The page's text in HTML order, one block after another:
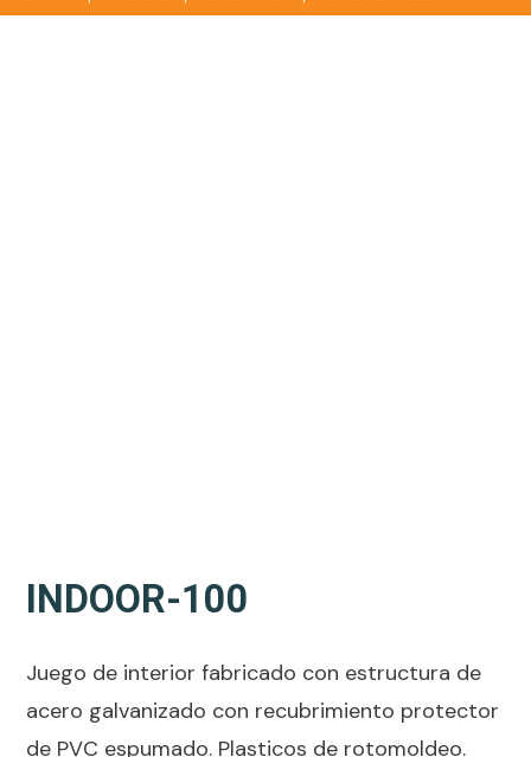
INDOOR-100
Juego de interior fabricado con estructura de
acero galvanizado con recubrimiento protector
de PVC espumado. Plasticos de rotomoldeo.